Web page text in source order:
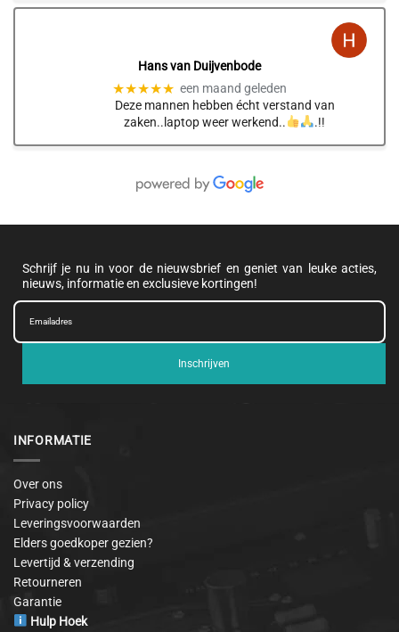
Hans van Duijvenbode
★★★★★ een maand geleden
Deze mannen hebben écht verstand van
zaken..laptop weer werkend..
.!!
Schrijf je nu in voor de nieuwsbrief en geniet van leuke acties,
nieuws, informatie en exclusieve kortingen!
Inschrijven
INFORMATIE
Over ons
Privacy policy
Leveringsvoorwaarden
Elders goedkoper gezien?
Levertijd & verzending
Retourneren
Garantie
Hulp Hoek